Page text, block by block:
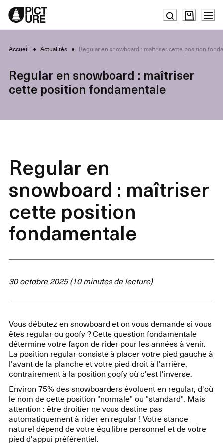
Skip
Content
Accueil ● Actualités ● Regular en snowboard : maîtriser cette position
Regular en snowboard : maîtriser
cette position fondamentale
Regular en
snowboard : maîtriser
cette position
fondamentale
30 octobre 2025 (10 minutes de lecture)
Vous débutez en snowboard et on vous demande si vous
êtes regular ou goofy ? Cette question fondamentale
détermine votre façon de rider pour les années à venir.
La position regular consiste à placer votre pied gauche à
l'avant de la planche et votre pied droit à l'arrière,
contrairement à la position goofy où c'est l'inverse.
Environ 75% des snowboarders évoluent en regular, d'où
le nom de cette position "normale" ou "standard". Mais
attention : être droitier ne vous destine pas
automatiquement à rider en regular ! Votre stance
naturel dépend de votre équilibre personnel et de votre
pied d'appui préférentiel.